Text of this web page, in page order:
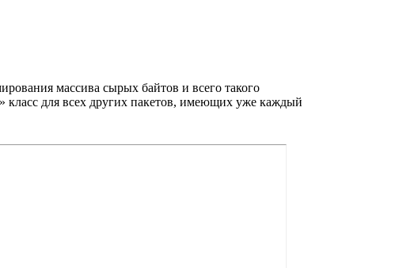
массива сырых байтов и всего такого
класс для всех других пакетов, имеющих уже каждый